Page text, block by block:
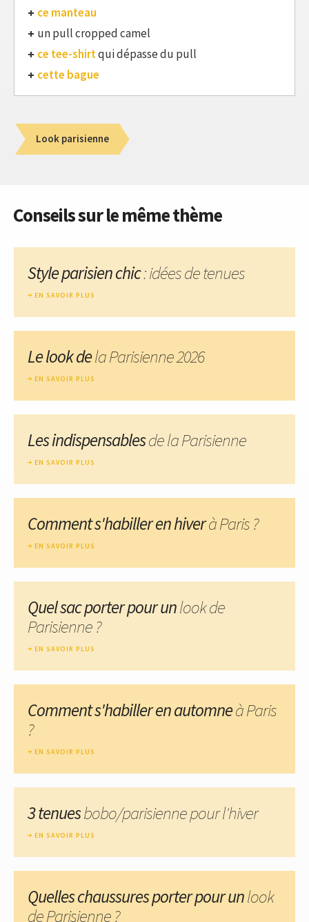
ce manteau
un pull cropped camel
ce tee-shirtqui dépasse du pull
cette bague
Look parisienne
Conseils sur le même thème
Style parisien chic: idées de tenues
EN SAVOIR PLUS
Le look dela Parisienne 2026
EN SAVOIR PLUS
Les indispensablesde la Parisienne
EN SAVOIR PLUS
Comment s'habiller en hiverà Paris ?
EN SAVOIR PLUS
Quel sac porter pour unlook de
Parisienne ?
EN SAVOIR PLUS
Comment s'habiller en automneà Paris
?
EN SAVOIR PLUS
3 tenuesbobo/parisienne pour l'hiver
EN SAVOIR PLUS
Quelles chaussures porter pour unlook
de Parisienne ?